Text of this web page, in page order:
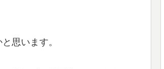
思います。